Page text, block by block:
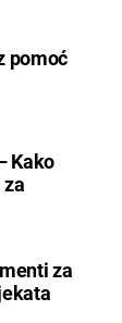
pomoć
Kako
za
za